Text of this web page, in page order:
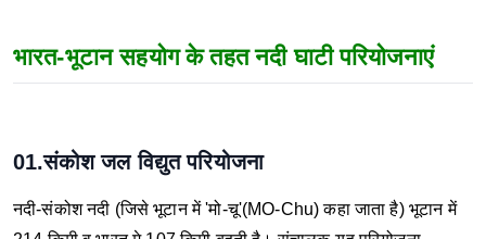
भारत-भूटान सहयोग के तहत नदी घाटी परियोजनाएं
01.संकोश जल विद्युत परियोजना
नदी-संकोश नदी (जिसे भूटान में 'मो-चू'(MO-Chu) कहा जाता है) भूटान में